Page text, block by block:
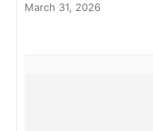
March 31, 2026